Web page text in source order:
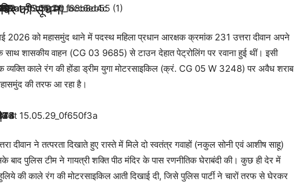
की सूचना
2026 को महासमुंद थाने में पदस्थ महिला प्रधान आरक्षक क्रमांक 231 उत्तरा दीवान अपने
शासकीय वाहन (CG 03 9685) से टाउन देहात पेट्रोलिंग पर रवाना हुई थीं। इसी
व्यक्ति काले रंग की होंडा ड्रीम युगा मोटरसाइकिल (क्रं. CG 05 W 3248) पर अवैध शराब
की तरफ आ रहा है।
दीवान ने तत्परता दिखाते हुए रास्ते में मिले दो स्वतंत्र गवाहों (नकुल सोनी एवं आशीष साहू)
बाद पुलिस टीम ने गायत्री शक्ति पीठ मंदिर के पास रणनीतिक घेराबंदी की। कुछ ही देर में
की काले रंग की मोटरसाइकिल आती दिखाई दी, जिसे पुलिस पार्टी ने चारों तरफ से घेरकर